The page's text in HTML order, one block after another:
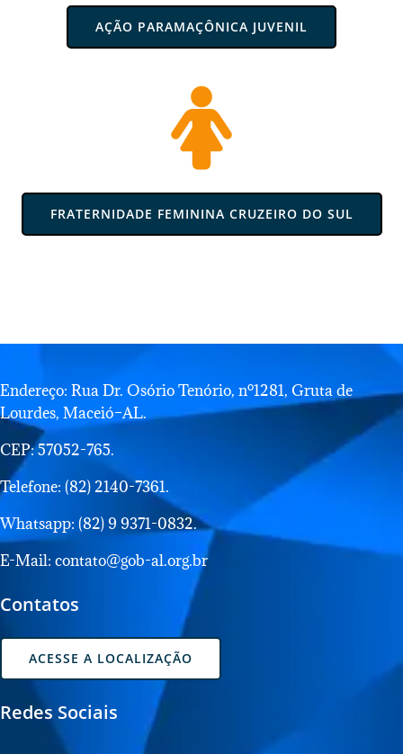
AÇÃO PARAMAÇÔNICA JUVENIL
FRATERNIDADE FEMININA CRUZEIRO DO SUL
Endereço: Rua Dr. Osório Tenório, nº1281, Gruta de
Lourdes, Maceió–AL.
CEP: 57052-765.
Telefone: (82) 2140-7361.
Whatsapp: (82) 9 9371-0832.
E-Mail: contato@gob-al.org.br
Contatos
ACESSE A LOCALIZAÇÃO
Redes Sociais